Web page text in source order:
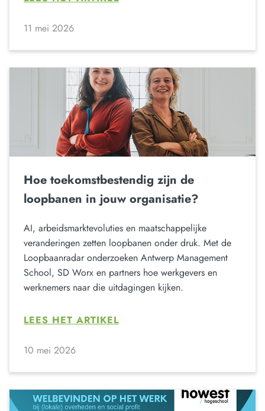
11 mei 2026
Hoe toekomstbestendig zijn de
loopbanen in jouw organisatie?
AI, arbeidsmarktevoluties en maatschappelijke
veranderingen zetten loopbanen onder druk. Met de
Loopbaanradar onderzoeken Antwerp Management
School, SD Worx en partners hoe werkgevers en
werknemers naar die uitdagingen kijken.
LEES HET ARTIKEL
10 mei 2026